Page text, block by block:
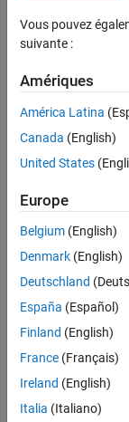
Senior
Software
Quality
Engineer
maintenant
Poste:
36935-
Ingénierie
de
la
Vous pouvez
suivante :
Amériques
América Latina
Canada (English)
United States
Europe
Belgium (English)
Denmark (English)
Deutschland
España (Español)
Finland (English)
France (Français)
Ireland (English)
Italia (Italiano)